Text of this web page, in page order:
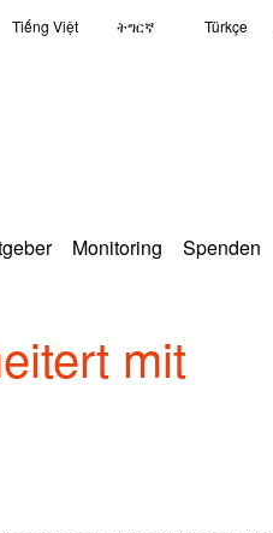
Tiếng Việt ትግርኛ Türkçe
Monitoring Spenden
mit